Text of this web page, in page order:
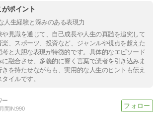
ポイント
人生経験と深みのある表現力
見識を通じて、自己成長や人生の真髄を追究して
、スポーツ、投資など、ジャンルや視点を超えた
と大胆な表現が特徴的です。具体的なエピソード
融合させ、多義的に響く言葉で読者を引き込みま
を持たせながらも、実用的な人生のヒントも伝え
イルです。
月間IN:990